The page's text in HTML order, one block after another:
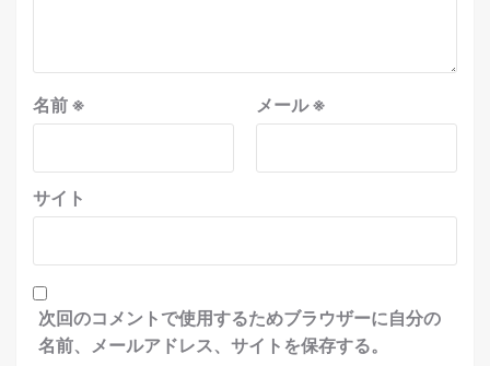
名前 ※ メール※
サイト
次回のコメントで使用するためブラウザーに自分の
名前、メールアドレス、サイトを保存する。